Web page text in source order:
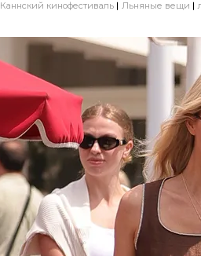
Каннский кинофестиваль Льняные вещи